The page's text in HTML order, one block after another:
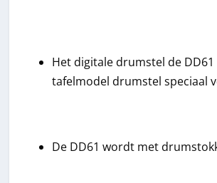
Het digitale drumstel de
tafelmodel drumstel speciaal
De DD61 wordt met